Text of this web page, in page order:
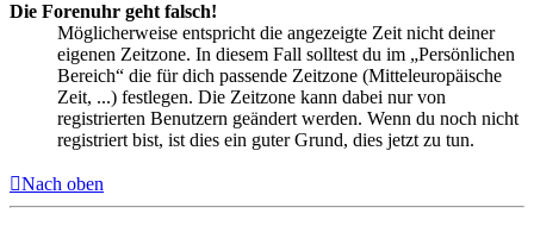
Die Forenuhr geht falsch!
Möglicherweise entspricht die angezeigte Zeit nicht deiner
eigenen Zeitzone. In diesem Fall solltest du im „Persönlichen
Bereich“ die für dich passende Zeitzone (Mitteleuropäische
Zeit, ...) festlegen. Die Zeitzone kann dabei nur von
registrierten Benutzern geändert werden. Wenn du noch nicht
registriert bist, ist dies ein guter Grund, dies jetzt zu tun.
Nach oben